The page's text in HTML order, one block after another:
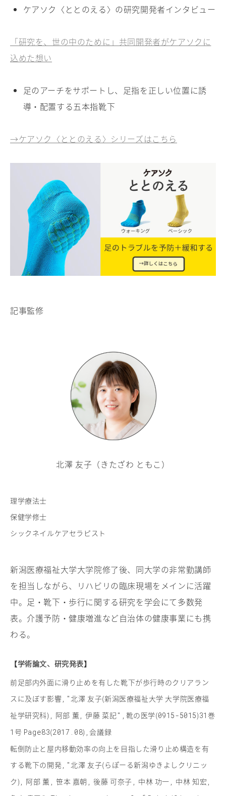
ケアソク〈ととのえる〉の研究開発者インタビュー
「研究を、世の中のために」共同開発者がケアソクに
込めた想い
足のアーチをサポートし、足指を正しい位置に誘
導・配置する五本指靴下
→ケアソク〈ととのえる〉シリーズはこちら
記事監修
北澤 友子（きたざわ ともこ）
理学療法士
保健学修士
シックネイルケアセラピスト
新潟医療福祉大学大学院修了後、同大学の非常勤講師
を担当しながら、リハビリの臨床現場をメインに活躍
中。足・靴下・歩行に関する研究を学会にて多数発
表。介護予防・健康増進など自治体の健康事業にも携
わる。
【学術論文、研究発表】
前足部内外面に滑り止めを有した靴下が歩行時のクリアラン
スに及ぼす影響,"北澤 友子(新潟医療福祉大学 大学院医療福
祉学研究科) , 阿部 薫 , 伊藤 菜記", 靴の医学(0915-5015)31 巻
1 号 Page83(2017.08) ,会議録
転倒防止と屋内移動効率の向上を目指した滑り止め構造を有
する靴下の開発,"北澤 友子(らぽーる新潟ゆきよしクリニッ
ク) , 阿部 薫 , 笹本 嘉朝 , 後藤 可奈子 , 中林 功一 , 中林 知宏,